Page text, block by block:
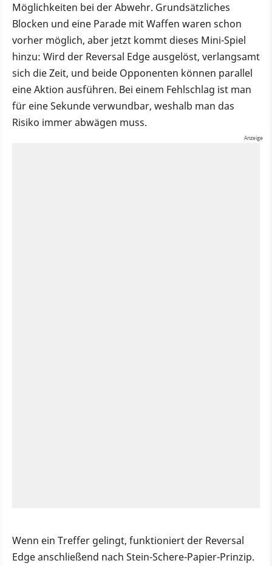
Möglichkeiten bei der Abwehr. Grundsätzliches
Blocken und eine Parade mit Waffen waren schon
vorher möglich, aber jetzt kommt dieses Mini-Spiel
hinzu: Wird der Reversal Edge ausgelöst, verlangsamt
sich die Zeit, und beide Opponenten können parallel
eine Aktion ausführen. Bei einem Fehlschlag ist man
für eine Sekunde verwundbar, weshalb man das
Risiko immer abwägen muss.
Wenn ein Treffer gelingt, funktioniert der Reversal
Edge anschließend nach Stein-Schere-Papier-Prinzip.